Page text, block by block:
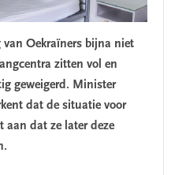
van Oekraïners bijna niet
zitten vol en
geweigerd. Minister
dat de situatie voor
aan dat ze later deze